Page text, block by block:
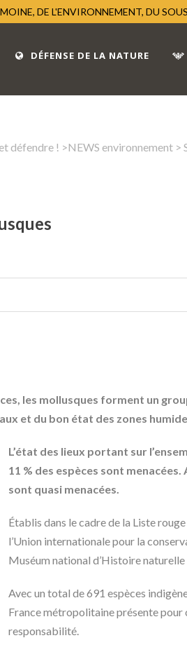
DE L'ENVIRONNEMENT, DU
DÉFENSE DE LA NATURE
défendre ! >NEWS environnement >
les mollusques forment un
et du bon état des zones
L’état des lieux portant sur
11 % des espèces sont
sont quasi menacées.
Établis dans le cadre de la Liste
l’Union internationale pour la
Muséum national d’Histoire
Avec un total de 691 espèces
France métropolitaine présente pour
responsabilité.